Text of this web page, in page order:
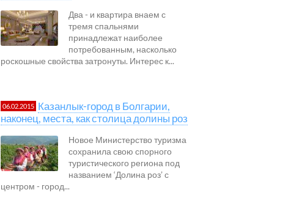
Два - и квартира внаем с
тремя спальнями
принадлежат наиболее
потребованным, насколько
роскошные свойства затронуты. Интерес к...
06.02.2015 Казанлык-город в Болгарии,
наконец, места, как столица долины роз
Новое Министерство туризма
сохранила свою спорного
туристического региона под
названием ‘Долина роз’ с
центром - город...